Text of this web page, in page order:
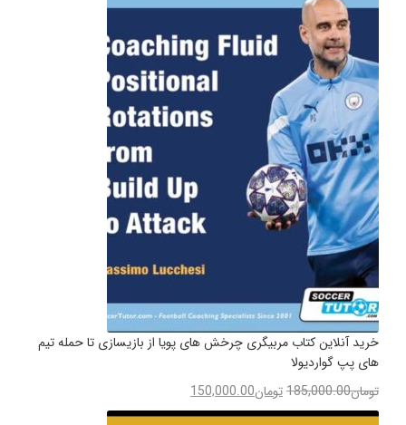
خرید آنلاین کتاب مربیگری چرخش های پویا از بازیسازی تا حمله تیم
های پپ گواردیولا
تومان185,000.00تومان150,000.00